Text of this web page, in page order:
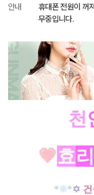
안내
휴대폰 전원이 꺼
무중입니다.
천
💗효리
*❊*✡